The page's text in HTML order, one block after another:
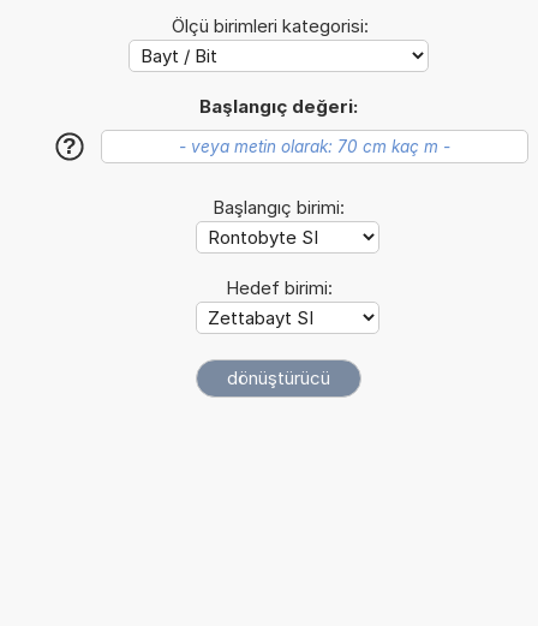
Ölçü birimleri kategorisi:
Başlangıç değeri:
?
Başlangıç birimi:
Hedef birimi: